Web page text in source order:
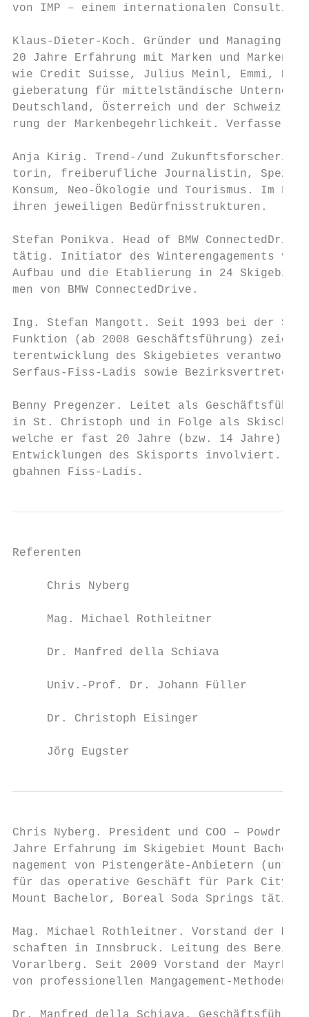
von IMP – einem internationalen
Klaus-Dieter-Koch. Gründer und Managing
20 Jahre Erfahrung mit Marken und
wie Credit Suisse, Julius Meinl, Emmi,
gieberatung für mittelständische
Deutschland, Österreich und der Schweiz,
rung der Markenbegehrlichkeit. Verfasser
Anja Kirig. Trend-/und
torin, freiberufliche Journalistin,
Konsum, Neo-Ökologie und Tourismus. Im
ihren jeweiligen Bedürfnisstrukturen.
Stefan Ponikva. Head of BMW
tätig. Initiator des Winterengagements von
Aufbau und die Etablierung in 24
men von BMW ConnectedDrive.
Ing. Stefan Mangott. Seit 1993 bei der
Funktion (ab 2008 Geschäftsführung)
terentwicklung des Skigebietes
Serfaus-Fiss-Ladis sowie Bezirksvertreter
Benny Pregenzer. Leitet als
in St. Christoph und in Folge als
welche er fast 20 Jahre (bzw. 14 Jahre)
Entwicklungen des Skisports involviert.
gbahnen Fiss-Ladis.
Referenten
     Chris Nyberg
     Mag. Michael Rothleitner
     Dr. Manfred della Schiava
     Univ.-Prof. Dr. Johann Füller
     Dr. Christoph Eisinger
     Jörg Eugster
Chris Nyberg. President und COO – Powdr
Jahre Erfahrung im Skigebiet Mount
nagement von Pistengeräte-Anbietern
für das operative Geschäft für Park City,
Mount Bachelor, Boreal Soda Springs tätig.
Mag. Michael Rothleitner. Vorstand der
schaften in Innsbruck. Leitung des
Vorarlberg. Seit 2009 Vorstand der
von professionellen Mangagement-Methoden